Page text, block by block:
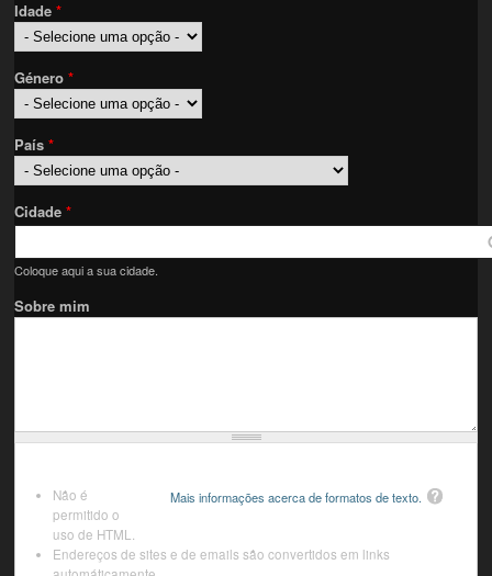
Idade*
Género*
País*
Cidade*
Coloque aqui a sua cidade.
Sobre mim
Mais informações acerca de formatos de texto.
Não é
permitido o
uso de HTML.
Endereços de sites e de emails são convertidos em links